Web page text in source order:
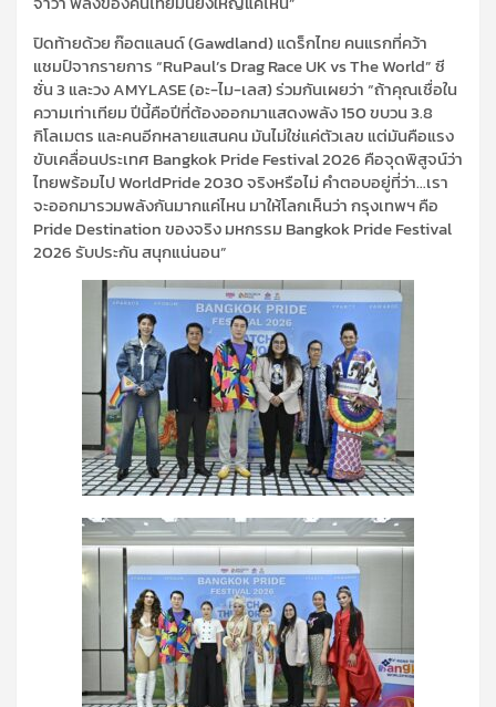
ปิดท้ายด้วย ก๊อตแลนด์ (Gawdland) แดร็กไทย คนแรกที่คว้า
แชมป์จากรายการ “RuPaul’s Drag Race UK vs The World” ซี
ซั่น 3 และวง AMYLASE (อะ-ไม-เลส) ร่วมกันเผยว่า “ถ้าคุณเชื่อใน
ความเท่าเทียม ปีนี้คือปีที่ต้องออกมาแสดงพลัง 150 ขบวน 3.8
กิโลเมตร และคนอีกหลายแสนคน มันไม่ใช่แค่ตัวเลข แต่มันคือแรง
ขับเคลื่อนประเทศ Bangkok Pride Festival 2026 คือจุดพิสูจน์ว่า
ไทยพร้อมไป WorldPride 2030 จริงหรือไม่ คำตอบอยู่ที่ว่า…เรา
จะออกมารวมพลังกันมากแค่ไหน มาให้โลกเห็นว่า กรุงเทพฯ คือ
Pride Destination ของจริง มหกรรม Bangkok Pride Festival
2026 รับประกัน สนุกแน่นอน”